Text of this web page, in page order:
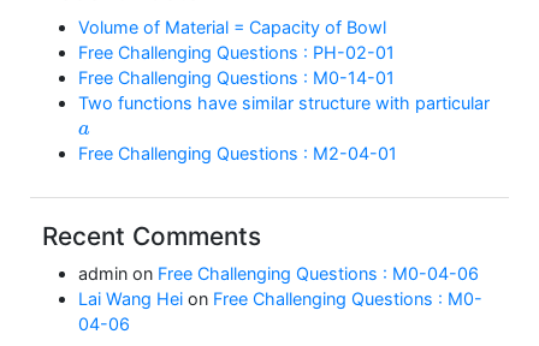
Volume of Material = Capacity of Bowl
Free Challenging Questions : PH-02-01
Free Challenging Questions : M0-14-01
Two functions have similar structure with particular
a
Free Challenging Questions : M2-04-01
Recent Comments
admin on Free Challenging Questions : M0-04-06
Lai Wang Hei on Free Challenging Questions : M0-
04-06